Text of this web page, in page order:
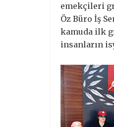
emekçileri
Öz Büro İş
kamuda ilk
insanların